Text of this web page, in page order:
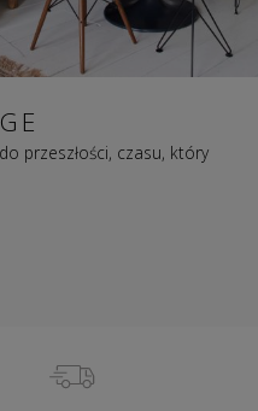
przeszłości, czasu, który